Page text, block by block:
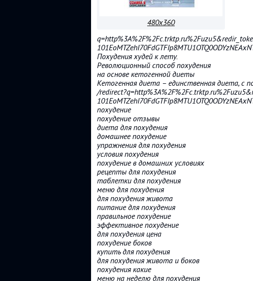
480x360
Похудения худей к лету.
Революционный способ похудения
на основе кетогенной диеты
Кетогенная диета – единственная диета, с
/
похудение
похудение отзывы
диета для похудения
домашнее похудение
упражнения для похудения
условия похудения
похудение в домашних условиях
рецепты для похудения
таблетки для похудения
меню для похудения
для похудения живота
питание для похудения
правильное похудение
эффективное похудение
для похудения цена
похудение боков
купить для похудения
для похудения живота и боков
похудения какие
меню на неделю для похудения